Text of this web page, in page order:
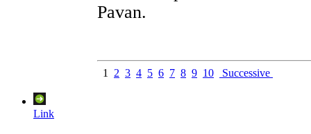
Pavan.
1 2 3 4 5 6 7 8 9 10 Successive
Link